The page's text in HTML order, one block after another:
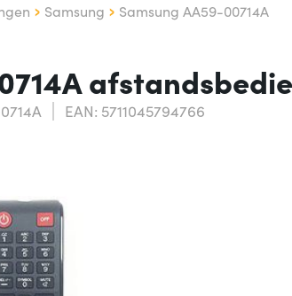
Samsung Samsung AA59-00714A
EAN: 5711045794766